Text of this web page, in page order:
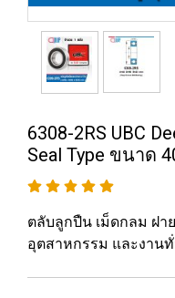
6308-2RS UBC
Seal Type ขนาด
ตลับลูกปืน เม็ดกลม ฝา
อุตสาหกรรม และงานทั่